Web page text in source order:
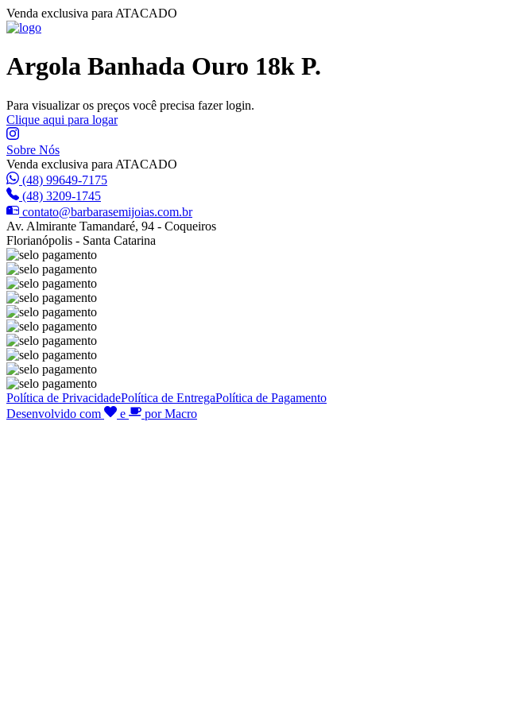
Venda exclusiva para ATACADO
Argola Banhada Ouro 18k P.
Para visualizar os preços você precisa fazer login.
Clique aqui para logar
Sobre Nós
Venda exclusiva para ATACADO
(48) 99649-7175
(48) 3209-1745
contato@barbarasemijoias.com.br
Av. Almirante Tamandaré, 94 - Coqueiros
Florianópolis - Santa Catarina
Política de PrivacidadePolítica de EntregaPolítica de Pagamento
Desenvolvido com
e por Macro